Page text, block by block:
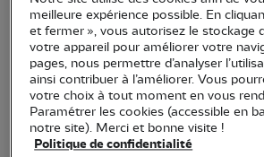
apprentissage, partez aux côtés
les oiseaux de notre territoire et
chants !
meilleure expérience possible. En
et fermer », vous autorisez le stockage
votre appareil pour améliorer votre
pages, nous permettre d’analyser
ainsi contribuer à l’améliorer. Vous
votre choix à tout moment en vous
Paramétrer les cookies (accessible en
notre site). Merci et bonne visite !
Politique de confidentialité